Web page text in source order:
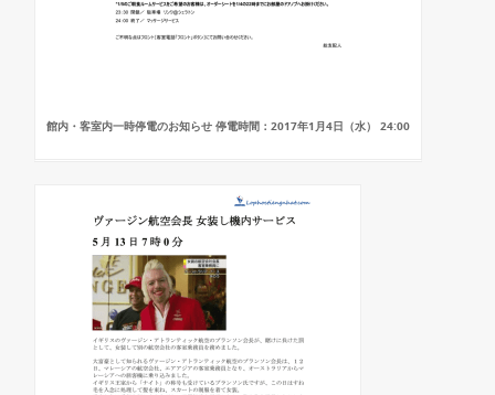
館内・客室内一時停電のお知らせ 停電時間：2017年1月4日（水） 24:00